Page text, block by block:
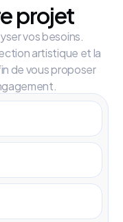
projet
vos besoins.
artistique et la
de vous proposer